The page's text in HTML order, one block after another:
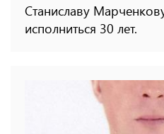
Станиславу
исполниться 30 лет.